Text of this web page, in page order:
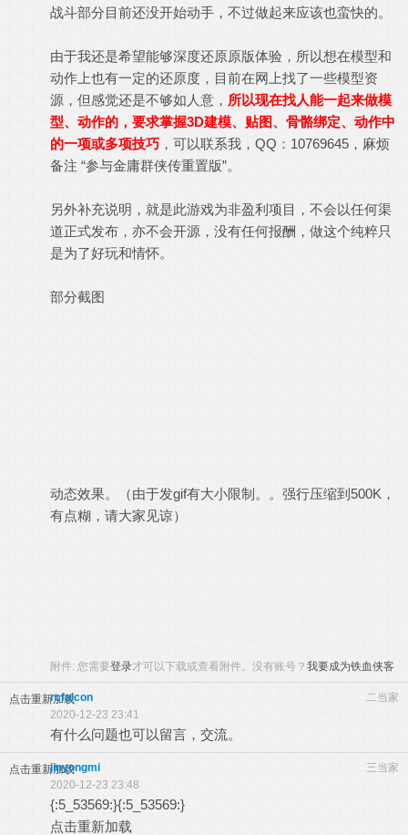
战斗部分目前还没开始动手，不过做起来应该也蛮快的。
由于我还是希望能够深度还原原版体验，所以想在模型和
动作上也有一定的还原度，目前在网上找了一些模型资
源，但感觉还是不够如人意， 所以现在找人能一起来做模
型、动作的，要求掌握3D建模、贴图、骨骼绑定、动作中
的一项或多项技巧 ，可以联系我，QQ：10769645，麻烦
备注 “参与金庸群侠传重置版”。
另外补充说明，就是此游戏为非盈利项目，不会以任何渠
道正式发布，亦不会开源，没有任何报酬，做这个纯粹只
是为了好玩和情怀。
部分截图
动态效果。（由于发gif有大小限制。。强行压缩到500K，
有点糊，请大家见谅）
附件: 您需要登录才可以下载或查看附件。没有账号？ 我要成为铁血侠客
点击重新加载 二当家
rcfalcon
2020-12-23 23:41
有什么问题也可以留言，交流。
点击重新加载 三当家
jinyongmi
2020-12-23 23:48
{:5_53569:}{:5_53569:}
点击重新加载